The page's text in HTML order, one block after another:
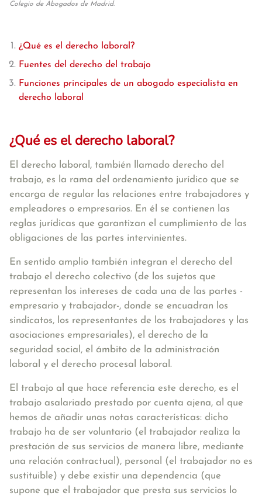
Colegio de Abogados de Madrid.
¿Qué es el derecho laboral?
Fuentes del derecho del trabajo
Funciones principales de un abogado especialista en
derecho laboral
¿Qué es el derecho laboral?
El derecho laboral , también llamado derecho del
trabajo, es la rama del ordenamiento jurídico que se
encarga de regular las relaciones entre trabajadores y
empleadores o empresarios. En él se contienen las
reglas jurídicas que garantizan el cumplimiento de las
obligaciones de las partes intervinientes.
En sentido amplio también integran el derecho del
trabajo el derecho colectivo (de los sujetos que
representan los intereses de cada una de las partes -
empresario y trabajador-, donde se encuadran los
sindicatos, los representantes de los trabajadores y las
asociaciones empresariales), el derecho de la
seguridad social, el ámbito de la administración
laboral y el derecho procesal laboral.
El trabajo al que hace referencia este derecho, es el
trabajo asalariado prestado por cuenta ajena, al que
hemos de añadir unas notas características: dicho
trabajo ha de ser voluntario (el trabajador realiza la
prestación de sus servicios de manera libre, mediante
una relación contractual), personal
(el trabajador no es
sustituible) y debe existir una dependencia (que
supone que el trabajador que presta sus servicios lo